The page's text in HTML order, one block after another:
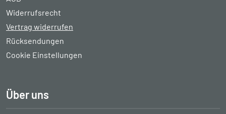
Widerrufsrecht
Vertrag widerrufen
Rücksendungen
Cookie Einstellungen
Über uns